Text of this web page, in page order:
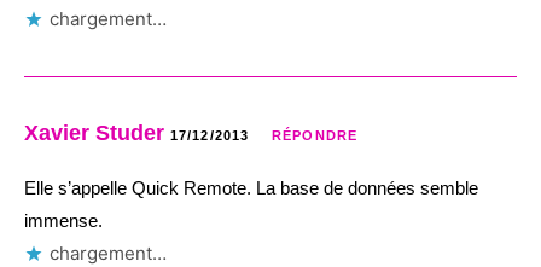
chargement…
Xavier Studer 17/12/2013 RÉPONDRE
Elle s’appelle Quick Remote. La base de données semble
immense.
chargement…